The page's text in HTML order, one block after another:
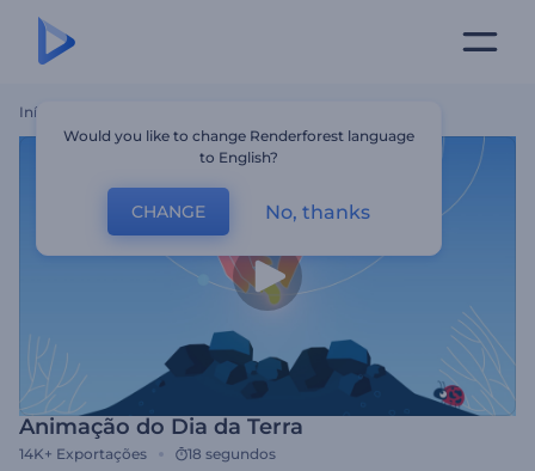
Início
Animação do Dia da Terra
14K+ Exportações 18 segundos
Would you like to change Renderforest language
to English?
CHANGE No, thanks